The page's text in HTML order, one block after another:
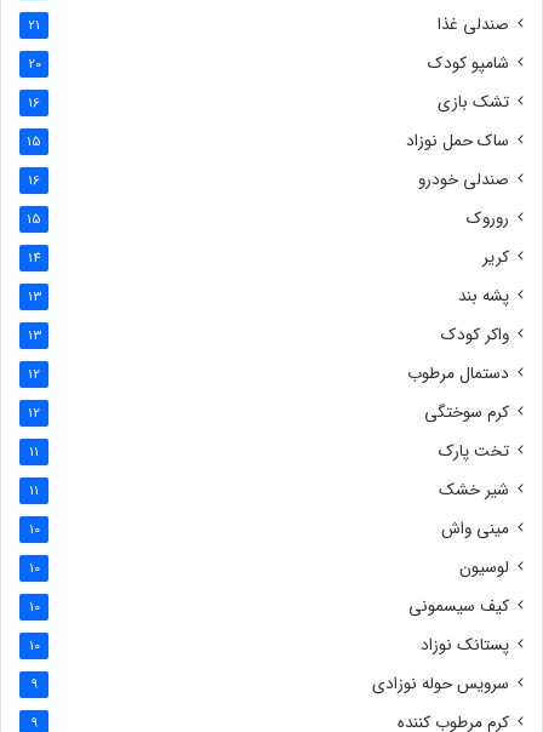
صندلی غذا 21
شامپو کودک 20
تشک بازی 16
ساک حمل نوزاد 15
صندلی خودرو 16
روروک 15
کریر 14
پشه بند 13
واکر کودک 13
دستمال مرطوب 12
کرم سوختگی 12
تخت پارک 11
شیر خشک 11
مینی واش 10
لوسیون 10
کیف سیسمونی 10
پستانک نوزاد 10
سرویس حوله نوزادی 9
کرم مرطوب کننده 9